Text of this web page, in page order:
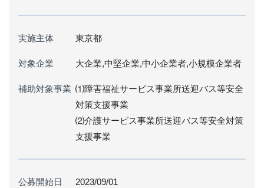
実施主体 東京都
対象企業 大企業,中堅企業,中小企業者,小規模企業者
補助対象事業 ⑴障害福祉サービス事業所送迎バス等安全
対策支援事業
⑵介護サービス事業所送迎バス等安全対策
支援事業
公募開始日 2023/09/01